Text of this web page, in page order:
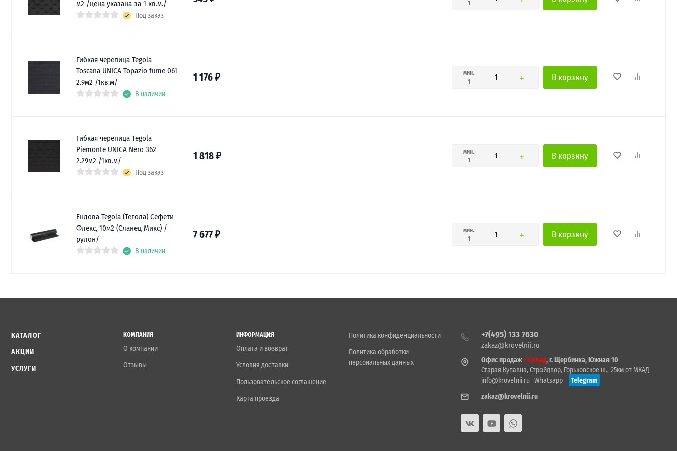
м2 /цена указана за 1 кв.м./
Под заказ
1
Гибкая черепица Tegola
Toscana UNICA Topazio fume 061
2.9м2 /1кв.м/
В наличии
1 176₽
мин.
1
В корзину
Гибкая черепица Tegola
Piemonte UNICA Nero 362
2.29м2 /1кв.м/
Под заказ
1 818₽
мин.
1
В корзину
Ендова Tegola (Тегола) Сефети
Флекс, 10м2 (Сланец Микс) /
рулон/
В наличии
7 677₽
мин.
1
В корзину
КАТАЛОГ
АКЦИИ
УСЛУГИ
КОМПАНИЯ
О компании
Отзывы
ИНФОРМАЦИЯ
Оплата и возврат
Условия доставки
Пользовательское соглашение
Карта проезда
Политика конфиденциальности
Политика обработки
персональных данных
+7(495) 133 7630
zakaz@krovelnii.ru
Офис продаж+ Склад, г. Щербинка, Южная 10
Старая Купавна, Стройдвор, Горьковское ш., 25км от МКАД
info@krovelnii.ru
Whatsapp
Telegram
zakaz@krovelnii.ru